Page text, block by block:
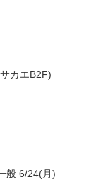
カエB2F)
般 6/24(月)